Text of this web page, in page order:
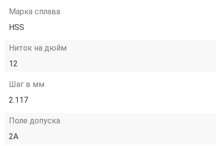
Марка сплава
HSS
Ниток на дюйм
12
Шаг в мм
2.117
Поле допуска
2A